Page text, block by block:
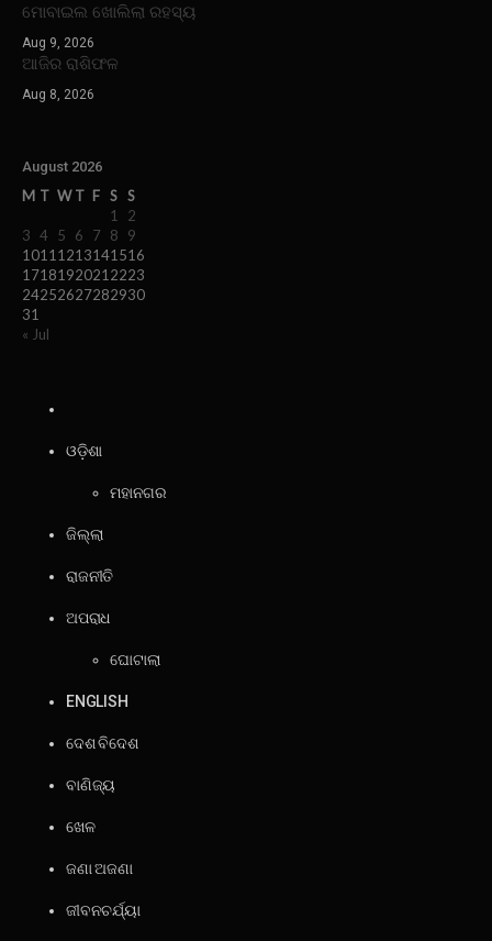
ମୋବାଇଲ ଖୋଲିଲା ରହସ୍ୟ
Aug 9, 2026
ଆଜିର ରାଶିଫଳ
Aug 8, 2026
August 2026
M T W T F S S
1
2
3 4 5 6 7 8
9
1011 1213141516
1718192021 2223
24252627282930
31
« Jul
ଓଡ଼ିଶା
ମହାନଗର
ଜିଲ୍ଲା
ରାଜନୀତି
ଅପରାଧ
ଘୋଟାଲା
ENGLISH
ଦେଶ ବିଦେଶ
ବାଣିଜ୍ୟ
ଖେଳ
ଜଣା ଅଜଣା
ଜୀବନଚର୍ଯ୍ୟା